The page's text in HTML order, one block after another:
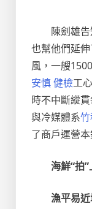
陳劍雄
也幫他們延
風，一艘
安慎 健檢工
時不中斷縱
與冷媒體系
了商戶運營本
海鮮“拍
漁平易